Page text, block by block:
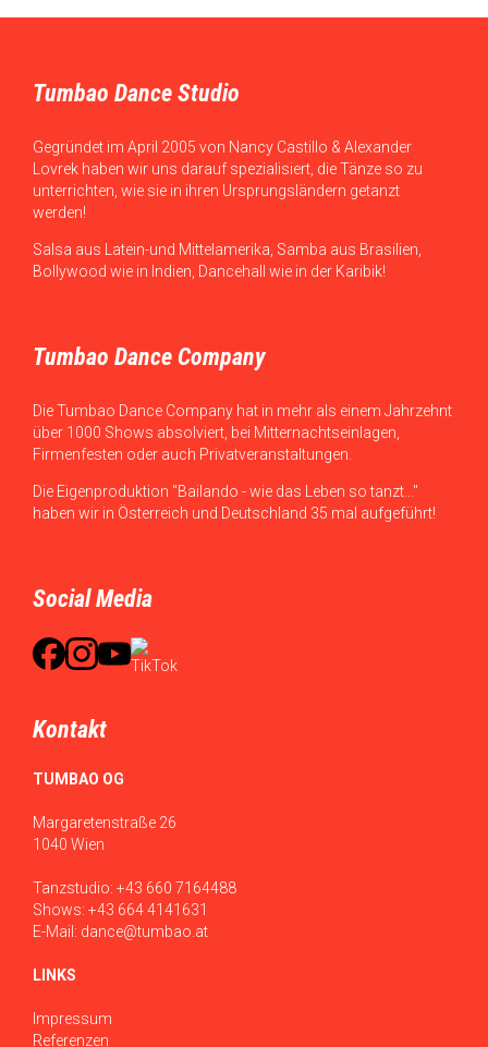
Tumbao Dance Studio
Gegründet im April 2005 von Nancy Castillo & Alexander
Lovrek haben wir uns darauf spezialisiert, die Tänze so zu
unterrichten, wie sie in ihren Ursprungsländern getanzt
werden!
Salsa aus Latein-und Mittelamerika, Samba aus Brasilien,
Bollywood wie in Indien, Dancehall wie in der Karibik!
Tumbao Dance Company
Die Tumbao Dance Company hat in mehr als einem Jahrzehnt
über 1000 Shows absolviert, bei Mitternachtseinlagen,
Firmenfesten oder auch Privatveranstaltungen.
Die Eigenproduktion "Bailando - wie das Leben so tanzt..."
haben wir in Österreich und Deutschland 35 mal aufgeführt!
Social Media
Kontakt
TUMBAO OG
Margaretenstraße 26
1040 Wien
Tanzstudio: +43 660 7164488
Shows: +43 664 4141631
E-Mail: dance@tumbao.at
LINKS
Impressum
Referenzen